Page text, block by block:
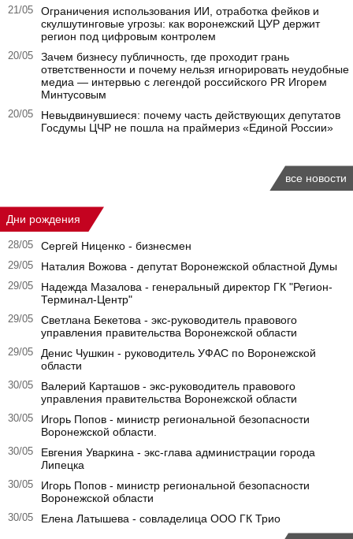
21/05
Ограничения использования ИИ, отработка фейков и
скулшутинговые угрозы: как воронежский ЦУР держит
регион под цифровым контролем
20/05
Зачем бизнесу публичность, где проходит грань
ответственности и почему нельзя игнорировать неудобные
медиа — интервью с легендой российского PR Игорем
Минтусовым
20/05
Невыдвинувшиеся: почему часть действующих депутатов
Госдумы ЦЧР не пошла на праймериз «Единой России»
все новости
Дни рождения
28/05 Сергей Ниценко - бизнесмен
29/05 Наталия Вожова - депутат Воронежской областной Думы
29/05
Надежда Мазалова - генеральный директор ГК "Регион-
Терминал-Центр"
29/05
Светлана Бекетова - экс-руководитель правового
управления правительства Воронежской области
29/05
Денис Чушкин - руководитель УФАС по Воронежской
области
30/05
Валерий Карташов - экс-руководитель правового
управления правительства Воронежской области
30/05
Игорь Попов - министр региональной безопасности
Воронежской области.
30/05
Евгения Уваркина - экс-глава администрации города
Липецка
30/05
Игорь Попов - министр региональной безопасности
Воронежской области
30/05 Елена Латышева - совладелица ООО ГК Трио